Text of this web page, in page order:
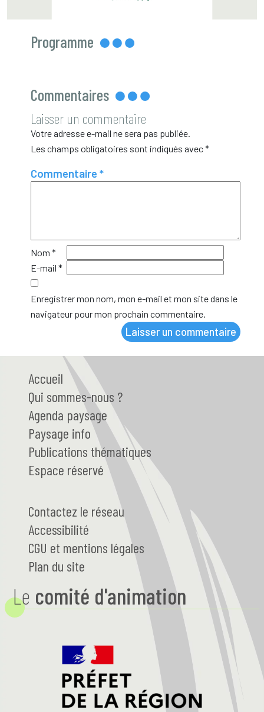
Programme
Commentaires
Laisser un commentaire
Votre adresse e-mail ne sera pas publiée.
Les champs obligatoires sont indiqués avec*
Commentaire *
Nom *
E-mail *
Enregistrer mon nom, mon e-mail et mon site dans le
navigateur pour mon prochain commentaire.
Accueil
Qui sommes-nous ?
Agenda paysage
Paysage info
Publications thématiques
Espace réservé
Contactez le réseau
Accessibilité
CGU et mentions légales
Plan du site
Le comité d'animation